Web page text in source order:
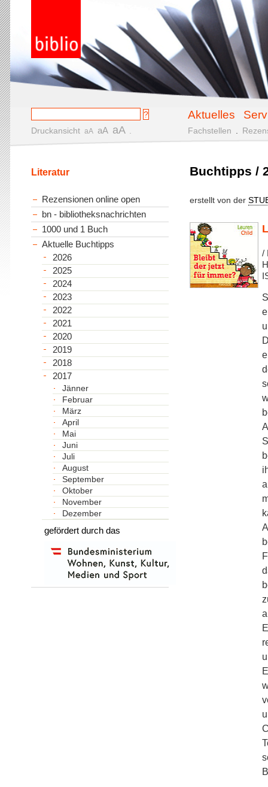
Aktuelles
Druckansicht aA aA aA Fachstellen
Buchtipps /
erstellt von der
/
Literatur
Rezensionen online open
bn - bibliotheksnachrichten
1000 und 1 Buch
Aktuelle Buchtipps
2026
2025
2024
2023
2022
2021
2020
2019
2018
2017
Jänner
Februar
März
April
Mai
Juni
Juli
August
September
Oktober
November
Dezember
gefördert durch das